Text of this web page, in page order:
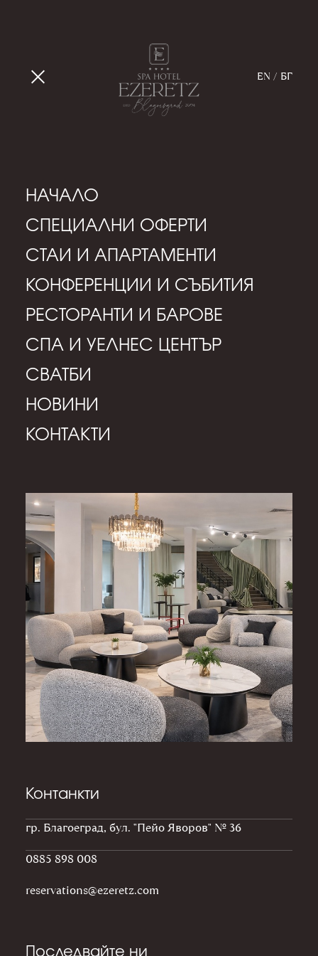
EN / БГ
НАЧАЛО
СПЕЦИАЛНИ ОФЕРТИ
СТАИ И АПАРТАМЕНТИ
КОНФЕРЕНЦИИ И СЪБИТИЯ
РЕСТОРАНТИ И БАРОВЕ
СПА И УЕЛНЕС ЦЕНТЪР
СВАТБИ
НОВИНИ
КОНТАКТИ
Контанкти
гр. Благоеград, бул. "Пейо Яворов" № 36
0885 898 008
reservations@ezeretz.com
Последвайте ни